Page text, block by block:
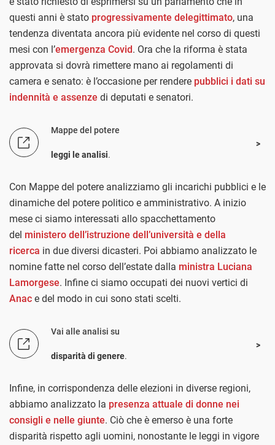
questi anni è stato progressivamente delegittimato, una
tendenza diventata ancora più evidente nel corso di questi
mesi con l’emergenza Covid. Ora che la riforma è stata
approvata si dovrà rimettere mano ai regolamenti di
camera e senato: è l’occasione per rendere pubblici i dati su
indennità e assenze di deputati e senatori.
Mappe del potere
leggi le analisi.
Con Mappe del potere analizziamo gli incarichi pubblici e le
dinamiche del potere politico e amministrativo. A inizio
mese ci siamo interessati allo spacchettamento
del ministero dell’istruzione dell’università e della
ricerca in due diversi dicasteri. Poi abbiamo analizzato le
nomine fatte nel corso dell’estate dalla ministra Luciana
Lamorgese. Infine ci siamo occupati dei nuovi vertici di
Anac e del modo in cui sono stati scelti.
Vai alle analisi su
disparità di genere.
Infine, in corrispondenza delle elezioni in diverse regioni,
abbiamo analizzato la presenza attuale di donne nei
consigli e nelle giunte. Ciò che è emerso è una forte
disparità rispetto agli uomini, nonostante le leggi in vigore